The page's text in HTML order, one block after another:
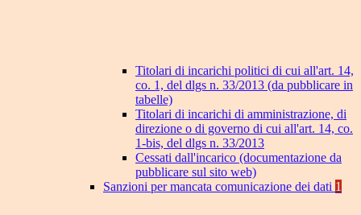
Titolari di incarichi politici di cui all'art. 14,
co. 1, del dlgs n. 33/2013 (da pubblicare in
tabelle)
Titolari di incarichi di amministrazione, di
direzione o di governo di cui all'art. 14, co.
1-bis, del dlgs n. 33/2013
Cessati dall'incarico (documentazione da
pubblicare sul sito web)
Sanzioni per mancata comunicazione dei dati 1